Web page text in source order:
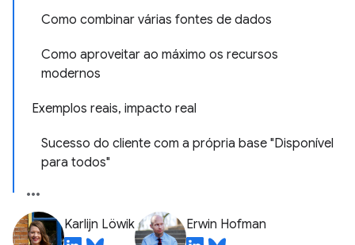
Como combinar várias fontes de dados
Como aproveitar ao máximo os recursos
modernos
Exemplos reais, impacto real
Sucesso do cliente com a própria base "Disponível
para todos"
Karlijn Löwik Erwin Hofman